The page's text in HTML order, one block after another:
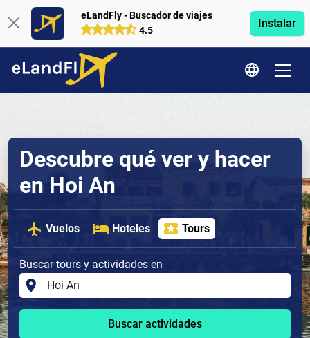
eLandFly - Buscador de viajes
4.5
Instalar
Descubre qué ver y hacer
en Hoi An
Vuelos Hoteles Tours
Buscar tours y actividades en
Buscar actividades